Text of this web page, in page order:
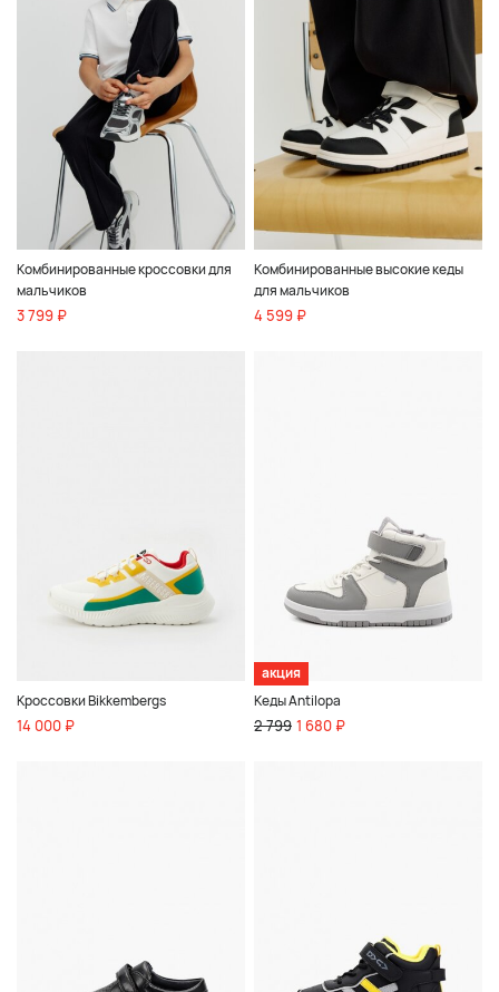
Комбинированные кроссовки для
мальчиков
3 799 ₽
Комбинированные высокие кеды
для мальчиков
4 599 ₽
Кроссовки Bikkembergs
14 000 ₽
акция
Кеды Antilopa
2 799 1 680 ₽